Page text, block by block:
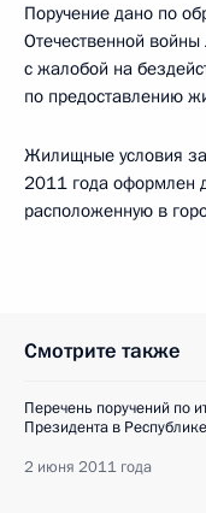
Поручение дано по
Отечественной
с жалобой на
по предоставлению
Жилищные условия
2011 года оформлен
расположенную в
Смотрите также
Перечень поручений по
Президента в
2 июня 2011 года